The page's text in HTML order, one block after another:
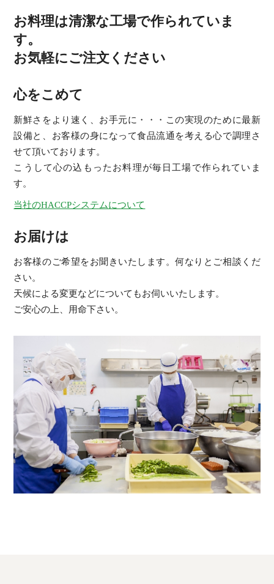
お料理は清潔な工場で作られていま
す。
お気軽にご注文ください
心をこめて
新鮮さをより速く、お手元に・・・この実現のために最新
設備と、お客様の身になって食品流通を考える心で調理さ
せて頂いております。
こうして心の込もったお料理が毎日工場で作られていま
す。
当社のHACCPシステムについて
お届けは
お客様のご希望をお聞きいたします。何なりとご相談くだ
さい。
天候による変更などについてもお伺いいたします。
ご安心の上、用命下さい。